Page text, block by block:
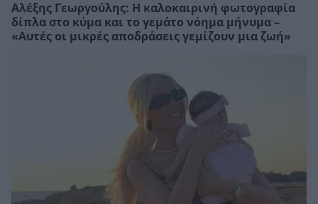
Αλέξης Γεωργούλης: Η καλοκαιρινή φωτογραφία
δίπλα στο κύμα και το γεμάτο νόημα μήνυμα –
«Αυτές οι μικρές αποδράσεις γεμίζουν μια ζωή»